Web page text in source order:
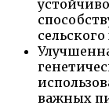
важных